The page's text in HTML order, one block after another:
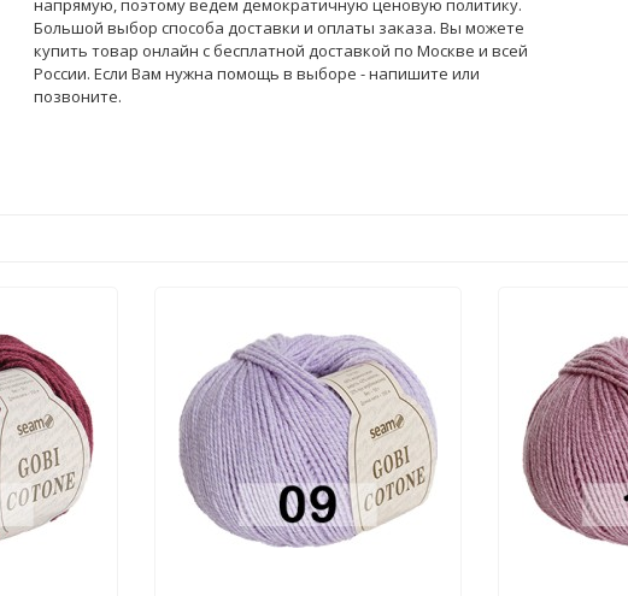
напрямую, поэтому ведем демократичную ценовую политику.
Большой выбор способа доставки и оплаты заказа. Вы можете
купить товар онлайн с бесплатной доставкой по Москве и всей
России. Если Вам нужна помощь в выборе - напишите или
позвоните.